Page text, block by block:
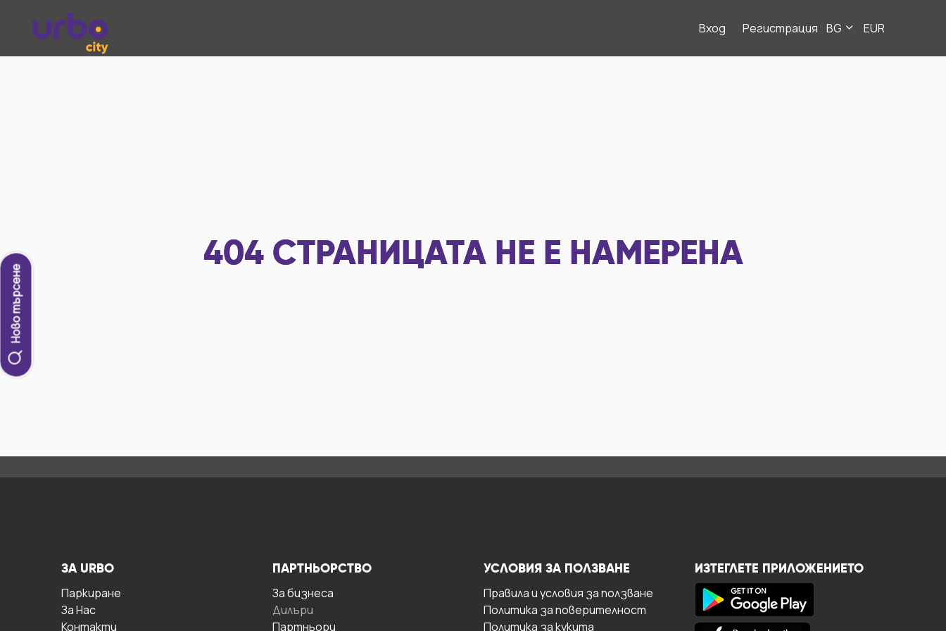
Вход Регистрация BG EUR
Ново търсене
404 СТРАНИЦАТА НЕ Е НАМЕРЕНА
ЗА URBO
Паркиране
За Hас
Контакти
ПАРТНЬОРСТВО
За бизнесa
Дилъри
Партньори
УСЛОВИЯ ЗА ПОЛЗВАНЕ
Правила и условия за ползване
Политика за поверителност
Политика за кукита
ИЗТЕГЛЕТЕ ПРИЛОЖЕНИЕТО